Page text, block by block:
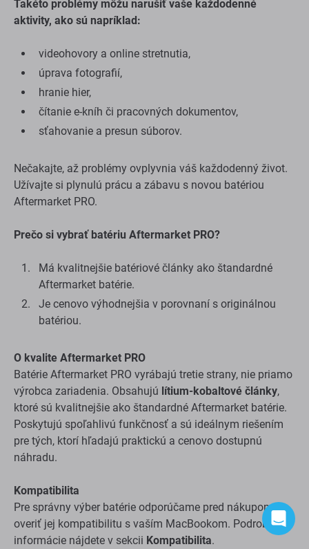
Takéto problémy môžu narušiť vaše každodenné
videohovory a online stretnutia,
úprava fotografií,
hranie hier,
čítanie e-kníh či pracovných dokumentov,
Nečakajte, až problémy ovplyvnia váš každodenný život.
Užívajte si plynulú prácu a zábavu s novou batériou
Má kvalitnejšie batériové články ako štandardné
Aftermarket batérie.
Je cenovo výhodnejšia v porovnaní s originálnou
O kvalite Aftermarket PRO
Batérie Aftermarket PRO vyrábajú tretie strany, nie priamo
výrobca zariadenia. Obsahujúlítium-kobaltové články,
ktoré sú kvalitnejšie ako štandardné Aftermarket batérie.
Poskytujú spoľahlivú funkčnosť a sú ideálnym riešením
pre tých, ktorí hľadajú praktickú a cenovo dostupnú
Kompatibilita
Pre správny výber batérie odporúčame pred nákupom
overiť jej kompatibilitu s vaším MacBookom. Podrobné